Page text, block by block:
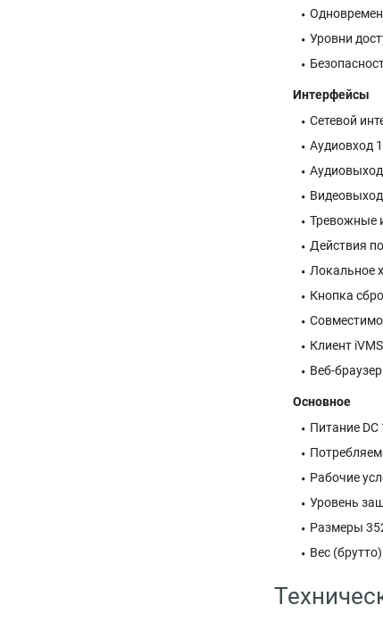
Уровни
Интерфейсы
Сетевой
Аудиовход
Тревожные
Действия
Локальное
Кнопка
Клиент
Веб-
Основное
Питание DC
Рабочие
Уровень
Размеры
Вес